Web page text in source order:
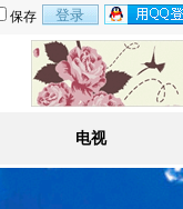
保存
电视